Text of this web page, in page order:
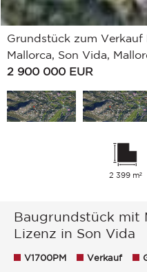
Grundstück zum Verkauf
Mallorca, Son Vida,
2 900 000 EUR
2 399 m²
Baugrundstück mit
Lizenz in Son Vida
V1700PM Verkauf